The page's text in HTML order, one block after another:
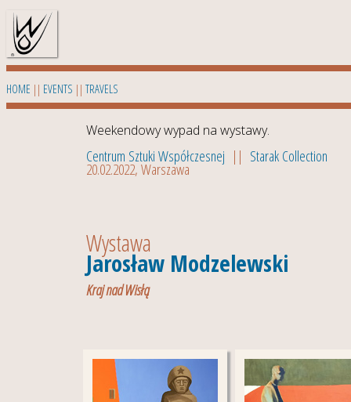
HOME || EVENTS || TRAVELS
Weekendowy wypad na wystawy.
Centrum Sztuki Współczesnej || Starak Collection
20.02.2022, Warszawa
Wystawa
Jarosław Modzelewski
Kraj nad Wisłą